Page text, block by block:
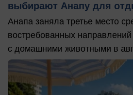
выбирают Анапу для
Анапа заняла третье место
востребованных
с домашними животными в